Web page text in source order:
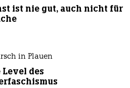
ist nie gut, auch nicht für
in Plauen
Level des